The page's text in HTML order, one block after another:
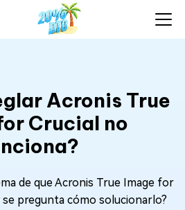
Acronis True
Crucial no
de que Acronis True Image for
pregunta cómo solucionarlo?